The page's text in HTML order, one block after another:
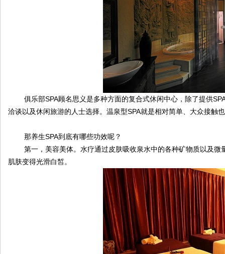
俱乐部SPA顾名思义是多种方面的复合式休闲中心，除了提供
洽谈以及休闲旅游的人士选择。温泉型SPA就是相对简单、大众接触
那养生SPA到底有哪些功效呢？
第一，美容美体。水疗通过皮肤吸收泉水中的各种矿物质以及微
肌肤变得光滑白皙。